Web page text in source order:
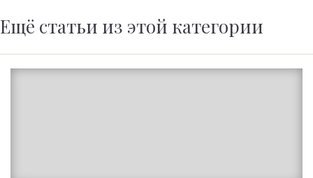
Ещё статьи из этой категории